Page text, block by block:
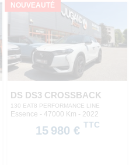
NOUVEAUTÉ
DS DS3 CROSSBACK
130 EAT8 PERFORMANCE LINE
Essence - 47000 Km - 2022
15 980 € TTC